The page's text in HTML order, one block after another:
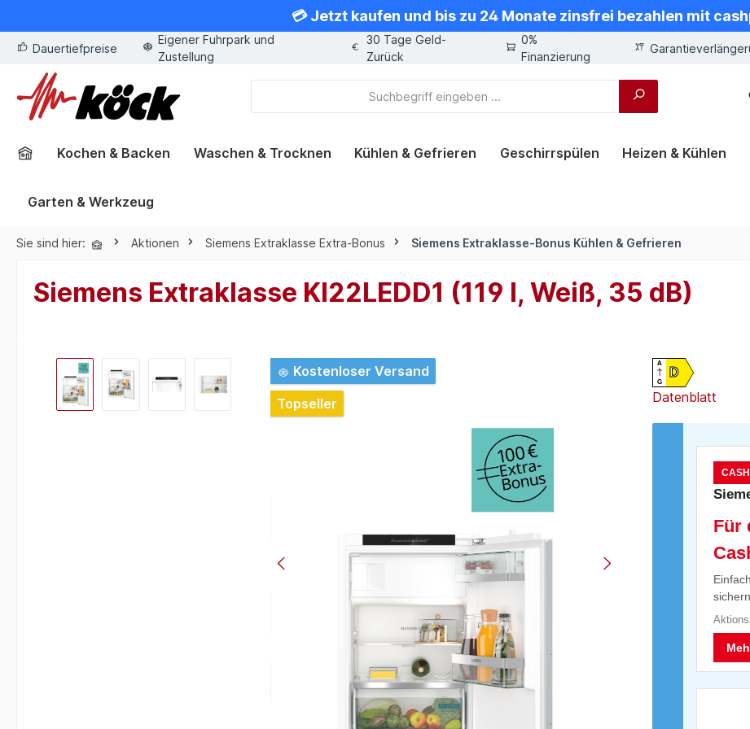
💳 Jetzt kaufen und bis zu 24 Monate zinsfrei bezahlen mit
Dauertiefpreise
Eigener Fuhrpark und
Zustellung
30 Tage Geld-
Zurück
0%
Finanzierung
Kochen & Backen Waschen & Trocknen Kühlen & Gefrieren Geschirrspülen Heizen & Kühlen
Garten & Werkzeug
Sie sind hier: Aktionen Siemens Extraklasse Extra-Bonus Siemens Extraklasse-Bonus Kühlen & Gefrieren
Siemens Extraklasse KI22LEDD1 (119 l, Weiß, 35 dB)
Bildergalerie überspringen
Kostenloser Versand
Topseller
D
A
G
Datenblatt
Für
sichern.